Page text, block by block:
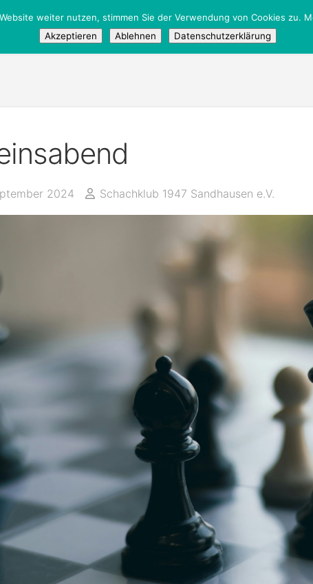
Jugendmeisterschaft
2024 Schachklub 1947 Sandhausen e.V.
weiter nutzen, stimmen Sie der Verwendung von Cookies zu.
Akzeptieren
Ablehnen Datenschutzerklärung